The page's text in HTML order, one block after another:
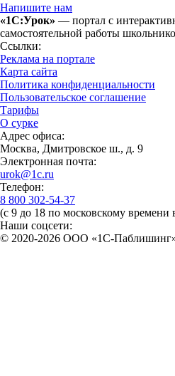
Напишите нам
«1С:Урок» — портал с
самостоятельной работы
Ссылки:
Реклама на портале
Карта сайта
Политика конфиденциальности
Пользовательское соглашение
Тарифы
О сурке
Адрес офиса:
Москва, Дмитровское ш., д. 9
Электронная почта:
urok@1c.ru
Телефон:
8 800 302-54-37
(с 9 до 18 по московскому времени
Наши соцсети:
© 2020-2026 OOO «1С-